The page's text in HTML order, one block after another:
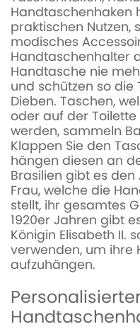
Handtaschenhaken
praktischen Nutzen,
modisches
Handtaschenhalter
Handtasche nie
und schützen so die
Dieben. Taschen,
oder auf der
werden, sammeln
Klappen Sie den
hängen diesen an
Brasilien gibt es
Frau, welche die
stellt, ihr gesamtes
1920er Jahren gibt
Königin Elisabeth II.
verwenden, um ihre
aufzuhängen.